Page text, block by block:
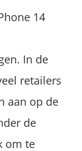
14
In de
retailers
aan op de
de
om te